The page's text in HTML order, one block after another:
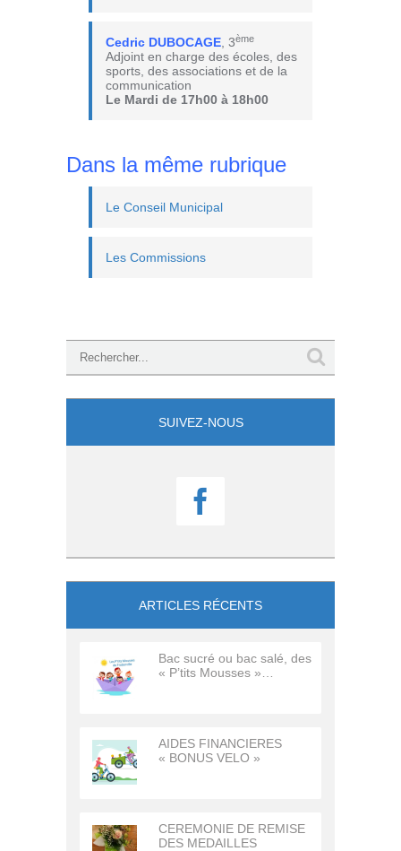
Cedric DUBOCAGE , 3ème
Adjoint en charge des écoles, des
sports, des associations et de la
communication
Le Mardi de 17h00 à 18h00
Dans la même rubrique
Le Conseil Municipal
Les Commissions
SUIVEZ-NOUS

ARTICLES RÉCENTS
Bac sucré ou bac salé, des
« P’tits Mousses »…
AIDES FINANCIERES
« BONUS VELO »
CEREMONIE DE REMISE
DES MEDAILLES